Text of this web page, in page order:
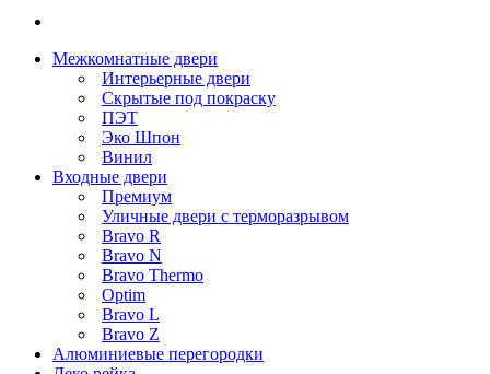
Межкомнатные двери
Интерьерные двери
Скрытые под покраску
ПЭТ
Эко Шпон
Винил
Входные двери
Премиум
Уличные двери с терморазрывом
Bravo R
Bravo N
Bravo Thermo
Optim
Bravo L
Bravo Z
Алюминиевые перегородки